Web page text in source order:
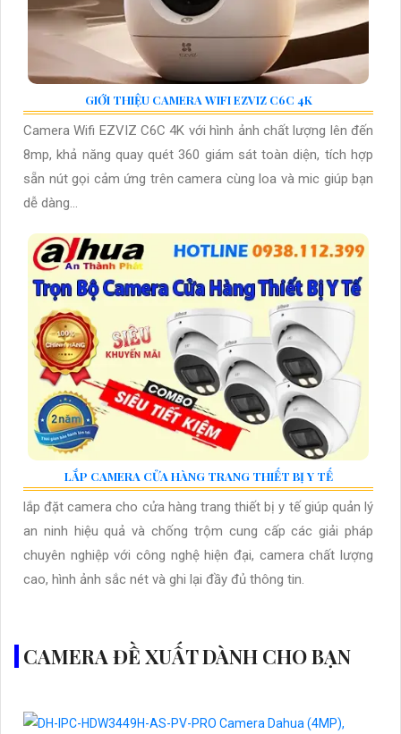
GIỚI THIỆU CAMERA WIFI EZVIZ C6C 4K
Camera Wifi EZVIZ C6C 4K với hình ảnh chất lượng lên đến
8mp, khả năng quay quét 360 giám sát toàn diện, tích hợp
sẵn nút gọi cảm ứng trên camera cùng loa và mic giúp bạn
dễ dàng...
LẮP CAMERA CỬA HÀNG TRANG THIẾT BỊ Y TẾ
lắp đặt camera cho cửa hàng trang thiết bị y tế giúp quản lý
an ninh hiệu quả và chống trộm cung cấp các giải pháp
chuyên nghiệp với công nghệ hiện đại, camera chất lượng
cao, hình ảnh sắc nét và ghi lại đầy đủ thông tin.
CAMERA ĐỀ XUẤT DÀNH CHO BẠN